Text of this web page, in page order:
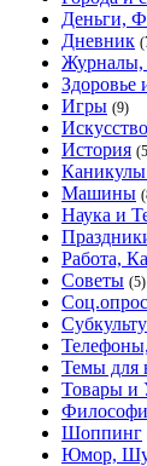
Деньги,
Дневник
Журналы,
Здоровье
Игры (9)
Искусство
История
Машины
Наука и
Работа,
Советы (5)
Темы для
Товары и
Шоппинг
Юмор,